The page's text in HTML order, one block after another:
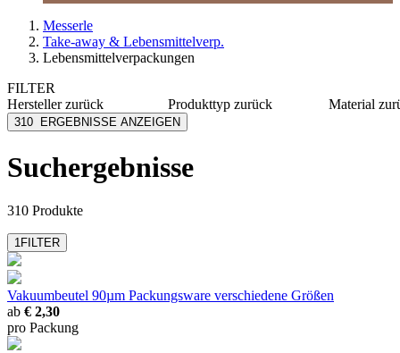
Messerle
Take-away & Lebensmittelverp.
Lebensmittelverpackungen
FILTER
Herstellerzurück
AsahiKASEI
Charpak Ltd
Comatec
mehr anzeigen
Produkttyp zurück
Deckel
Material
310 ERGEBNISSE ANZEIGEN
Suchergebnisse
310 Produkte
1FILTER
Vakuumbeutel 90µm Packungsware verschiedene Größen
ab € 2,30
pro Packung